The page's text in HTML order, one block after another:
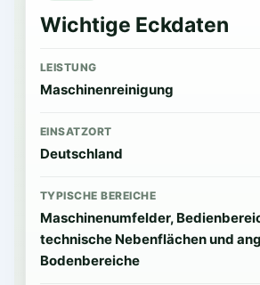
Wichtige Eckdaten
LEISTUNG
Maschinenreinigung
EINSATZORT
Deutschland
TYPISCHE BEREICHE
Maschinenumfelder,
technische Nebenflächen und
Bodenbereiche